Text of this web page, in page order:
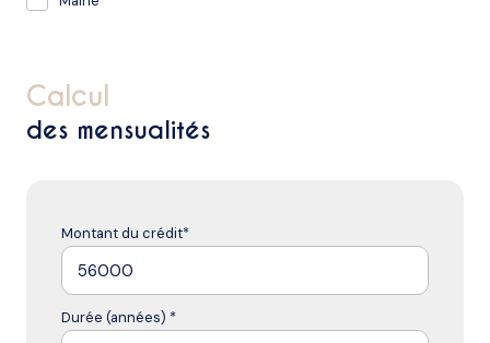
calcul
des mensualités
Montant du crédit*
Durée (années) *